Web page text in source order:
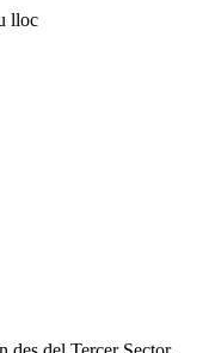
lloc